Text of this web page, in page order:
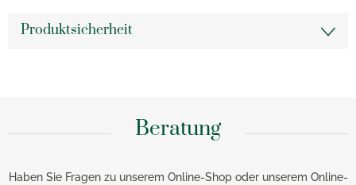
Produktsicherheit
Beratung
Haben Sie Fragen zu unserem Online-Shop oder unserem Online-